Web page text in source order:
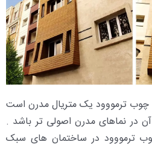
چوب ترمووود یک متریال مدرن است
در نماهای مدرن اصولی تر باشد .
ترمووود در ساختمان های سبک